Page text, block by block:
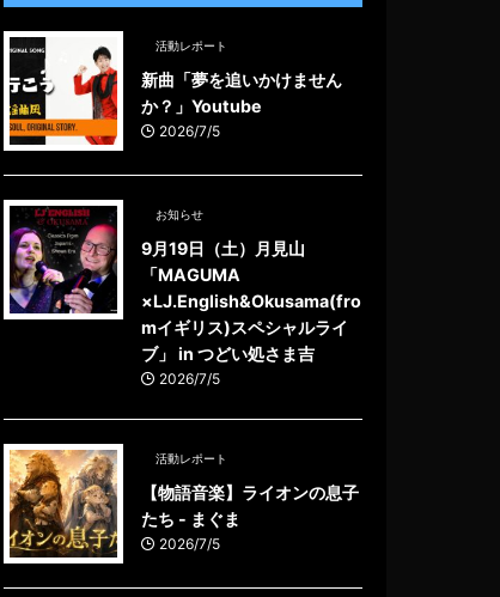
活動レポート
新曲「夢を追いかけません
か？」Youtube
2026/7/5
お知らせ
9月19日（土）月見山
「MAGUMA
×LJ.English&Okusama(fro
mイギリス)スペシャルライ
ブ」 in つどい処さま吉
2026/7/5
活動レポート
【物語音楽】ライオンの息子
たち - まぐま
2026/7/5